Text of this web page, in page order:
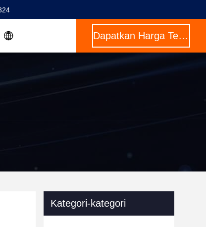
Dapatkan Harga Terbaik
Kategori-kategori